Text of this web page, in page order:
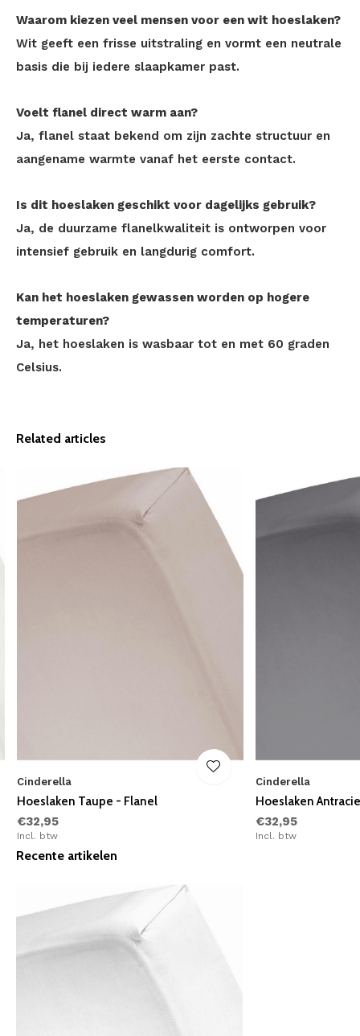
Waarom kiezen veel mensen voor een wit hoeslaken?
Wit geeft een frisse uitstraling en vormt een neutrale
basis die bij iedere slaapkamer past.
Voelt flanel direct warm aan?
Ja, flanel staat bekend om zijn zachte structuur en
aangename warmte vanaf het eerste contact.
Is dit hoeslaken geschikt voor dagelijks gebruik?
Ja, de duurzame flanelkwaliteit is ontworpen voor
intensief gebruik en langdurig comfort.
Kan het hoeslaken gewassen worden op hogere
temperaturen?
Ja, het hoeslaken is wasbaar tot en met 60 graden
Celsius.
Related articles
Cinderella
Hoeslaken Taupe - Flanel
€32,95
Incl. btw
Cinderella
Hoeslaken
€32,95
Incl. btw
Recente artikelen